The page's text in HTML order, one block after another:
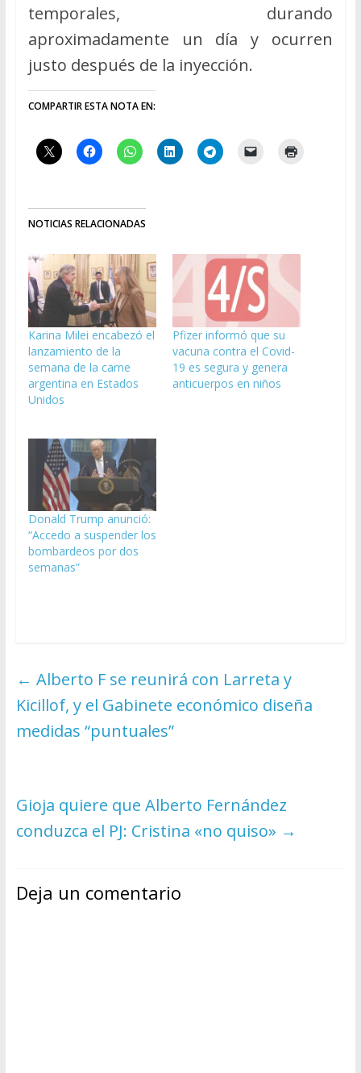
temporales, durando
aproximadamente un día y ocurren
justo después de la inyección.
COMPARTIR ESTA NOTA EN:
NOTICIAS RELACIONADAS
Karina Milei encabezó el
lanzamiento de la
semana de la carne
argentina en Estados
Unidos
Pfizer informó que su
vacuna contra el Covid-
19 es segura y genera
anticuerpos en niños
Donald Trump anunció:
“Accedo a suspender los
bombardeos por dos
semanas”
← Alberto F se reunirá con Larreta y
Kicillof, y el Gabinete económico diseña
medidas “puntuales”
Gioja quiere que Alberto Fernández
conduzca el PJ: Cristina «no quiso» →
Deja un comentario